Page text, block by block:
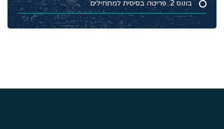
בונוס 2: פריטה בסיסית למתחילים